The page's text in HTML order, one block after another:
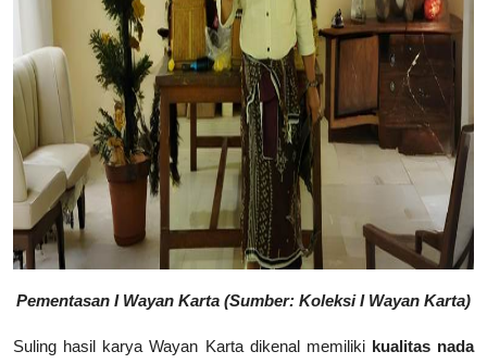
Pementasan I Wayan Karta (Sumber: Koleksi I Wayan Karta)
Suling hasil karya Wayan Karta dikenal memiliki kualitas nada